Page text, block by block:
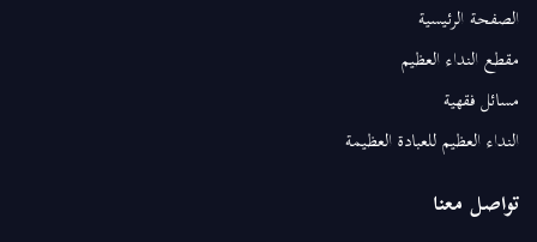
الصفحة الرئيسية
مقطع النداء العظيم
مسائل فقهية
النداء العظيم للعبادة العظيمة
تواصل معنا